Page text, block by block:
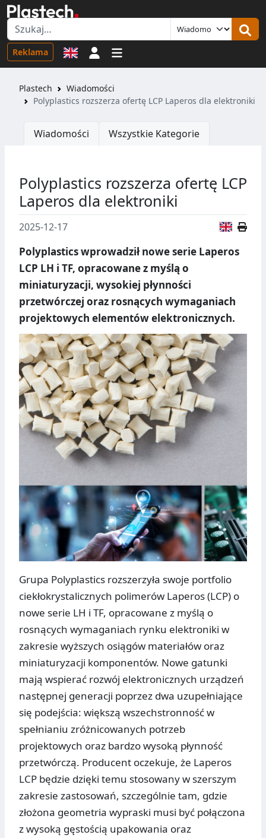
Reklama Logowanie
Plastech
Wiadomości
Polyplastics rozszerza ofertę LCP Laperos dla elektroniki
Wiadomości Wszystkie Kategorie
Polyplastics rozszerza ofertę LCP
Laperos dla elektroniki
2025-12-17
Polyplastics wprowadził nowe serie Laperos
LCP LH i TF, opracowane z myślą o
miniaturyzacji, wysokiej płynności
przetwórczej oraz rosnących wymaganiach
projektowych elementów elektronicznych.
Grupa Polyplastics rozszerzyła swoje portfolio
ciekłokrystalicznych polimerów Laperos (LCP) o
nowe serie LH i TF, opracowane z myślą o
rosnących wymaganiach rynku elektroniki w
zakresie wyższych osiągów materiałów oraz
miniaturyzacji komponentów. Nowe gatunki
mają wspierać rozwój elektronicznych urządzeń
następnej generacji poprzez dwa uzupełniające
się podejścia: większą wszechstronność w
spełnianiu zróżnicowanych potrzeb
projektowych oraz bardzo wysoką płynność
przetwórczą. Producent oczekuje, że Laperos
LCP będzie dzięki temu stosowany w szerszym
zakresie zastosowań, szczególnie tam, gdzie
złożona geometria wypraski musi być połączona
z wysoką gęstością upakowania oraz